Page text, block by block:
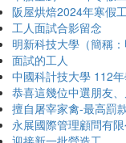
阪屋烘焙2024年寒假
工人面試合影留念
明新科技大學（簡稱
面試的工人
中國科計技大學 112
恭喜這幾位中選朋友
擅自屠宰家禽-最高罰
永展國際管理顧問有